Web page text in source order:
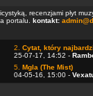
recenzjami płyt
portalu. kontakt:
2. Cytat, który
25-07-17, 14:52 -
5. Mgla (The Mist)
04-05-16, 15:00 -